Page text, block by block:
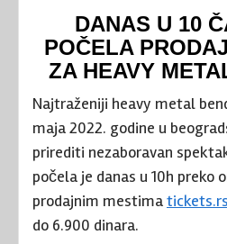
DANAS U 10
POČELA
ZA HEAVY
Najtraženiji heavy metal
maja 2022. godine u
prirediti nezaboravan
počela je danas u 10h preko
prodajnim mestimatickets.rs
do 6.900 dinara.